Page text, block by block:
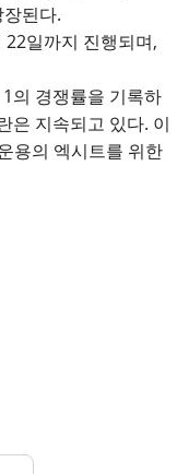
된다.
일까지 진행되며,
의 경쟁률을 기록하
은 지속되고 있다. 이
용의 엑시트를 위한